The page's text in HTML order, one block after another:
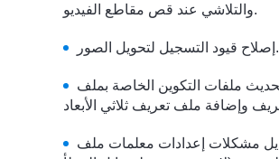
والتلاشي عند قص مقاطع الفيديو.
إصلاح قيود التسجيل لتحويل الصور.